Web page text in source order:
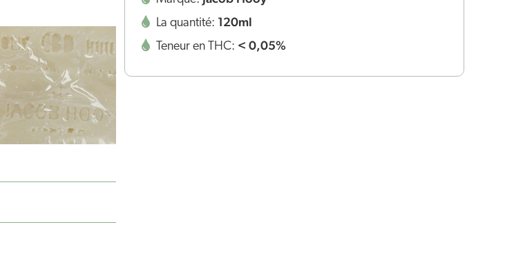
La quantité: 120ml
Teneur en THC: < 0,05%